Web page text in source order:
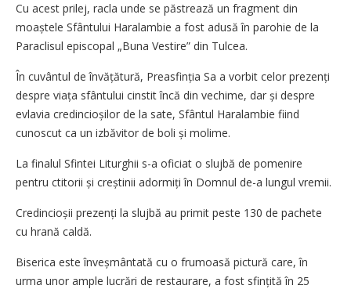
Cu acest prilej, racla unde se păstrează un fragment din
moaștele Sfântului Haralambie a fost adusă în parohie de la
Paraclisul episcopal „Buna Vestire” din Tulcea.
În cuvântul de învățătură, Preasfinția Sa a vorbit celor prezenți
despre viața sfântului cinstit încă din vechime, dar și despre
evlavia credincioșilor de la sate, Sfântul Haralambie fiind
cunoscut ca un izbăvitor de boli și molime.
La finalul Sfintei Liturghii s-a oficiat o slujbă de pomenire
pentru ctitorii și creștinii adormiți în Domnul de-a lungul vremii.
Credincioșii prezenți la slujbă au primit peste 130 de pachete
cu hrană caldă.
Biserica este înveșmântată cu o frumoasă pictură care, în
urma unor ample lucrări de restaurare, a fost sfințită în 25